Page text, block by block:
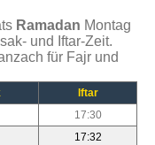
Ramadan Montag
und Iftar-Zeit.
für Fajr und
Iftar
17:30
17:32